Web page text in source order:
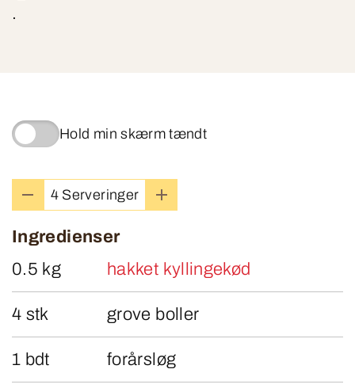
.
Hold min skærm tændt
4 Serveringer
Ingredienser
0.5 kg
hakket kyllingekød
4 stk grove boller
1 bdt forårsløg